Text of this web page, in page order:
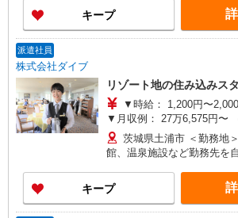
キープ
派遣社員
株式会社ダイブ
リゾート地の住み込みス
▼時給： 1,200円〜
▼月収例： 27万6,575円〜
＋ 残業1h × 23日 ◎住まい
円のため、月に20万円以上
です！ ◎現地までの往復交
定あり）
茨城県土浦市 ＜勤務地＞ 全国のホテルや旅
館、温泉施設など勤務先を自
がら全国を周ることも！ ◎
り！ ※こちらは、全国のリゾートバイトを紹介す
るお仕事となります。その
キープ